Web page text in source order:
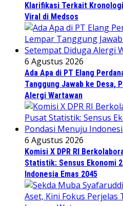
Klarifikasi Terkait
Viral di Medsos
6 Agustus 2026
Ada Apa di PT Elang
Tanggung Jawab ke Desa,
Alergi Wartawan
6 Agustus 2026
Komisi X DPR RI
Statistik: Sensus Ekonomi
Indonesia Emas 2045